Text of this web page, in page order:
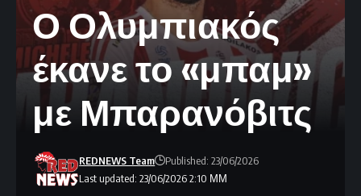
Ο Ολυμπιακός
έκανε το «μπαμ»
με Μπαρανόβιτς
Last updated: 23/06/2026 2:10 ΜΜ
REDNEWS Team Published: 23/06/2026